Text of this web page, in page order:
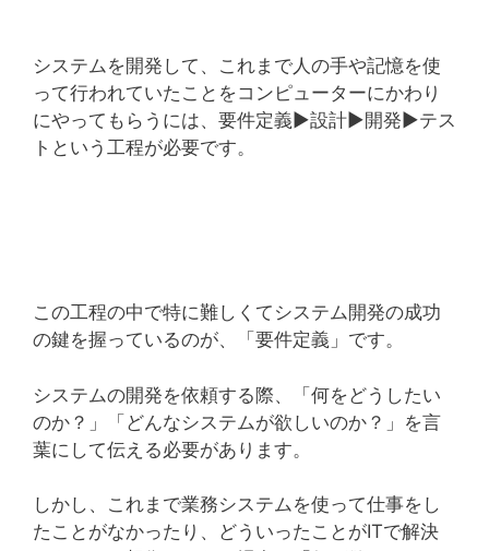
システムを開発して、これまで人の手や記憶を使
って行われていたことをコンピューターにかわり
にやってもらうには、要件定義▶︎設計▶︎開発▶︎テス
トという工程が必要です。
この工程の中で特に難しくてシステム開発の成功
の鍵を握っているのが、「要件定義」です。
システムの開発を依頼する際、「何をどうしたい
のか？」「どんなシステムが欲しいのか？」を言
葉にして伝える必要があります。
しかし、これまで業務システムを使って仕事をし
たことがなかったり、どういったことがITで解決